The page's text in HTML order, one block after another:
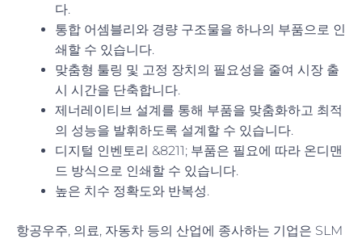
다.
통합 어셈블리와 경량 구조물을 하나의 부품으로 인
쇄할 수 있습니다.
맞춤형 툴링 및 고정 장치의 필요성을 줄여 시장 출
시 시간을 단축합니다.
제너레이티브 설계를 통해 부품을 맞춤화하고 최적
의 성능을 발휘하도록 설계할 수 있습니다.
디지털 인벤토리 &8211; 부품은 필요에 따라 온디맨
드 방식으로 인쇄할 수 있습니다.
높은 치수 정확도와 반복성.
항공우주, 의료, 자동차 등의 산업에 종사하는 기업은 SLM